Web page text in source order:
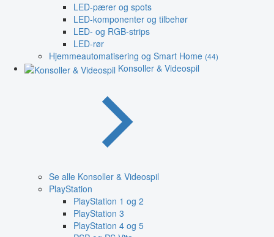
LED-pærer og spots
LED-komponenter og tilbehør
LED- og RGB-strips
LED-rør
Hjemmeautomatisering og Smart Home (44)
Konsoller & Videospil
Se alle Konsoller & Videospil
PlayStation
PlayStation 1 og 2
PlayStation 3
PlayStation 4 og 5